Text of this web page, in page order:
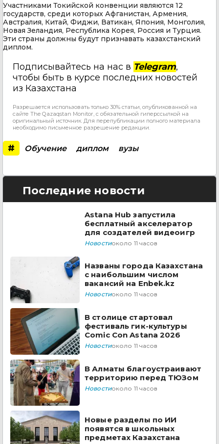
Участниками Токийской конвенции являются 12
государств, среди которых Афганистан, Армения,
Австралия, Китай, Фиджи, Ватикан, Япония, Монголия,
Новая Зеландия, Республика Корея, Россия и Турция.
Эти страны должны будут признавать казахстанский
диплом.
Подписывайтесь на нас в Telegram,
чтобы быть в курсе последних новостей
из Казахстана
Разрешается использовать только 30% статьи, опубликованной на
сайте The Qazaqstan Monitor, с обязательной гиперссылкой на
оригинальный источник. Для перепубликации полного материала
необходимо письменное разрешение редакции.
# Обучение диплом вузы
Последние новости
Astana Hub запустила
бесплатный акселератор
для создателей видеоигр
Новостиоколо 11 часов
Названы города Казахстана
с наибольшим числом
вакансий на Enbek.kz
Новостиоколо 11 часов
В столице стартовал
фестиваль гик-культуры
Comic Con Astana 2026
Новостиоколо 11 часов
В Алматы благоустраивают
территорию перед ТЮЗом
Новостиоколо 11 часов
Новые разделы по ИИ
появятся в школьных
предметах Казахстана